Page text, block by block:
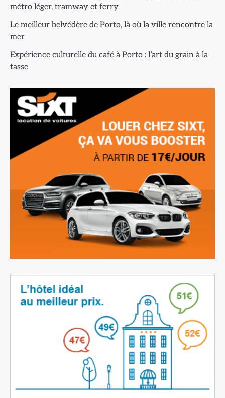
métro léger, tramway et ferry
Le meilleur belvédère de Porto, là où la ville rencontre la
mer
Expérience culturelle du café à Porto : l’art du grain à la
tasse